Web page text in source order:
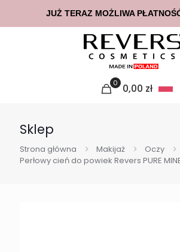
0 0,00 zł
Sklep
Strona główna Makijaż Oczy
Perłowy cień do powiek Revers PURE
JUŻ TERAZ MOŻLIWA